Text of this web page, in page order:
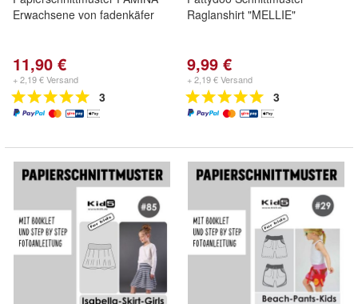
Erwachsene von fadenkäfer
11,90 €
+ 2,19 € Versand
3
Raglanshirt "MELLIE"
9,99 €
+ 2,19 € Versand
3